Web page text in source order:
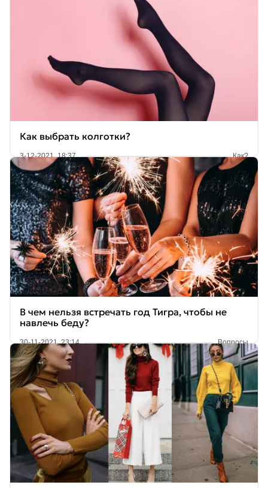
Как выбрать колготки?
3-12-2021, 18:37 Как?
В чем нельзя встречать год Тигра, чтобы не
навлечь беду?
30-11-2021, 23:14 Вопросы